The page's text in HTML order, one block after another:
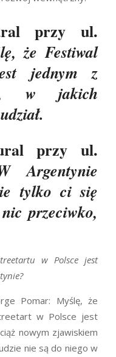
przy ul.
że Festiwal
jednym z
w jakich
przy ul.
Argentynie
tylko ci się
przeciwko,
w Polsce jest
Pomar: Myślę, że
w Polsce jest
nowym zjawiskiem
nie są do niego w